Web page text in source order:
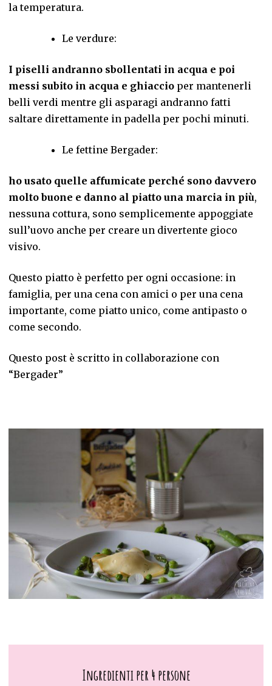
la temperatura.
Le verdure:
I piselli andranno sbollentati in acqua e poi
messi subito in acqua e ghiaccio per mantenerli
belli verdi mentre gli asparagi andranno fatti
saltare direttamente in padella per pochi minuti.
Le fettine Bergader:
ho usato quelle affumicate perché sono davvero
molto buone e danno al piatto una marcia in più,
nessuna cottura, sono semplicemente appoggiate
sull’uovo anche per creare un divertente gioco
visivo.
Questo piatto è perfetto per ogni occasione: in
famiglia, per una cena con amici o per una cena
importante, come piatto unico, come antipasto o
come secondo.
Questo post è scritto in collaborazione con
“Bergader”
Ingredienti per 4 persone